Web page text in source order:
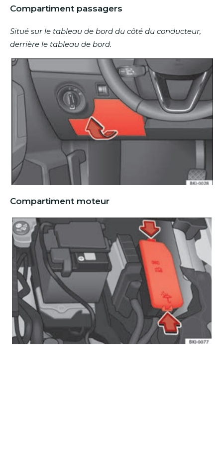
Compartiment passagers
Situé sur le tableau de bord du côté du conducteur,
derrière le tableau de bord.
Compartiment moteur